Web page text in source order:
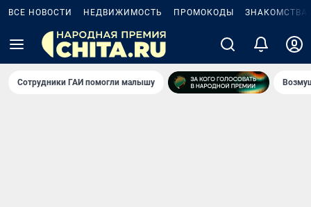
ВСЕ НОВОСТИ НЕДВИЖИМОСТЬ ПРОМОКОДЫ ЗНАКОМСТВА
Сотрудники ГАИ помогли малышу